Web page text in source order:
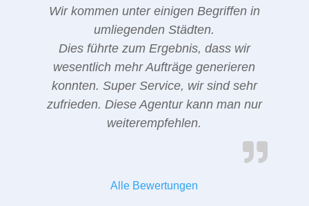
Wir kommen unter einigen Begriffen in
umliegenden Städten.
Dies führte zum Ergebnis, dass wir
wesentlich mehr Aufträge generieren
konnten. Super Service, wir sind sehr
zufrieden. Diese Agentur kann man nur
weiterempfehlen.
Alle Bewertungen